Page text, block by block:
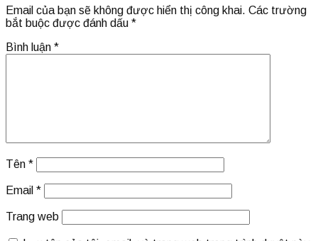
Email của bạn sẽ không được hiển thị công khai. Các trường
bắt buộc được đánh dấu *
Bình luận *
Tên *
Email *
Trang web